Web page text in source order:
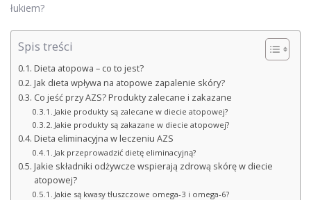
łukiem?
Spis treści
Dieta atopowa – co to jest?
Jak dieta wpływa na atopowe zapalenie skóry?
Co jeść przy AZS? Produkty zalecane i zakazane
Jakie produkty są zalecane w diecie atopowej?
Jakie produkty są zakazane w diecie atopowej?
Dieta eliminacyjna w leczeniu AZS
Jak przeprowadzić dietę eliminacyjną?
Jakie składniki odżywcze wspierają zdrową skórę w diecie
atopowej?
Jakie są kwasy tłuszczowe omega-3 i omega-6?